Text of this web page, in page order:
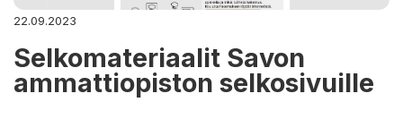
22.09.2023
Selkomateriaalit Savon
ammattiopiston selkosivuille